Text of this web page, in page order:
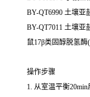
BY-QT6990 土壤亚
BY-QT7011 土壤亚
鼠17β类固醇脱氢酶
操作步骤
1. 从室温平衡